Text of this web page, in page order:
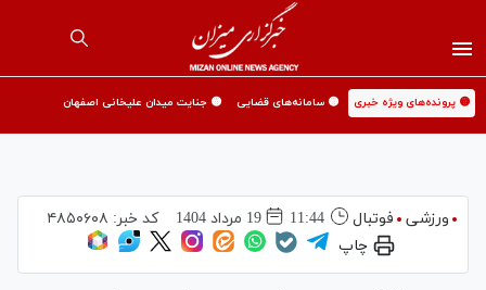
🟡 پرونده‌های ویژه خبری 🟡 سامانه‌های قضایی 🟡 جنایت میدان علیخانی اصفهان
ورزشی فوتبال 11:44 19 مرداد 1404 کد خبر: ۴۸۵۰۶۰۸
چاپ